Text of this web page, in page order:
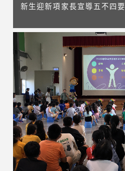
新生迎新項家長宣導五不四要